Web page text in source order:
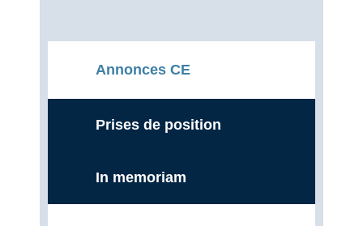
Annonces CE
Prises de position
In memoriam